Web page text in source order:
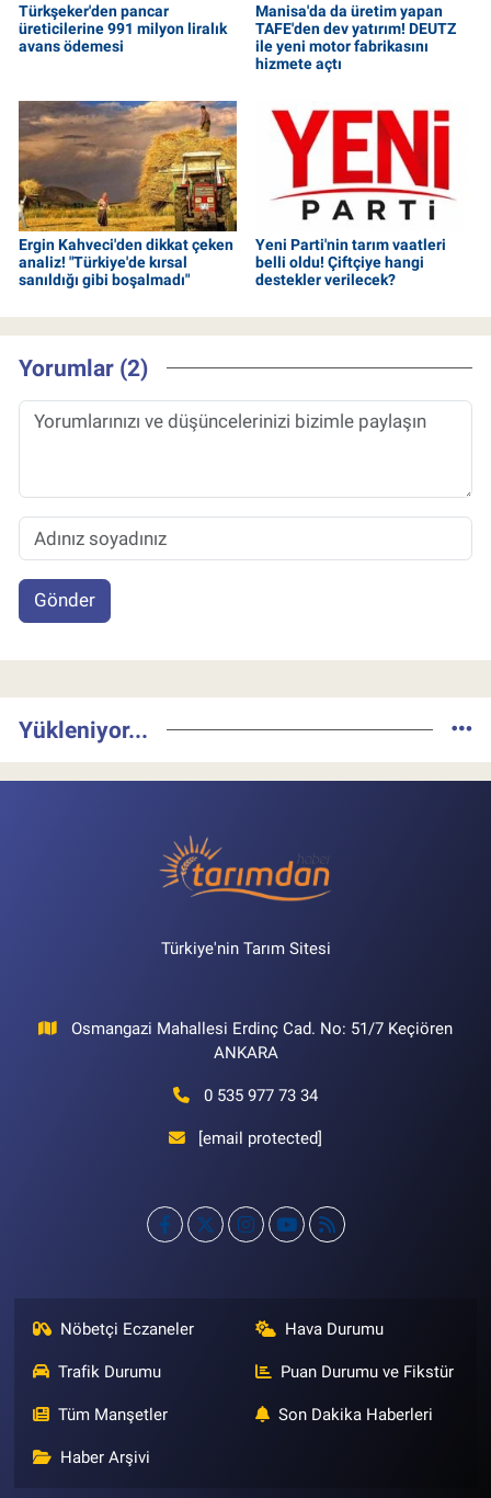
Türkşeker'den pancar
üreticilerine 991 milyon liralık
avans ödemesi
Manisa'da da üretim yapan
TAFE'den dev yatırım! DEUTZ
ile yeni motor fabrikasını
hizmete açtı
Ergin Kahveci'den dikkat çeken
analiz! "Türkiye'de kırsal
sanıldığı gibi boşalmadı"
Yeni Parti'nin tarım vaatleri
belli oldu! Çiftçiye hangi
destekler verilecek?
Yorumlar (2)
Gönder
Yükleniyor...
Türkiye'nin Tarım Sitesi
Osmangazi Mahallesi Erdinç Cad. No: 51/7 Keçiören
ANKARA
0 535 977 73 34
[email protected]
Nöbetçi Eczaneler Hava Durumu
Trafik Durumu Puan Durumu ve Fikstür
Tüm Manşetler Son Dakika Haberleri
Haber Arşivi